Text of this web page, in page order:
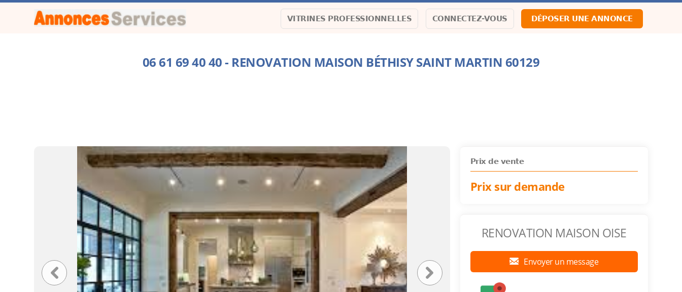
VITRINES PROFESSIONNELLES CONNECTEZ-VOUS DÉPOSER UNE ANNONCE
06 61 69 40 40 - RENOVATION MAISON BÉTHISY SAINT MARTIN 60129
Prix de vente
Prix sur demande
RENOVATION MAISON OISE
Envoyer un message